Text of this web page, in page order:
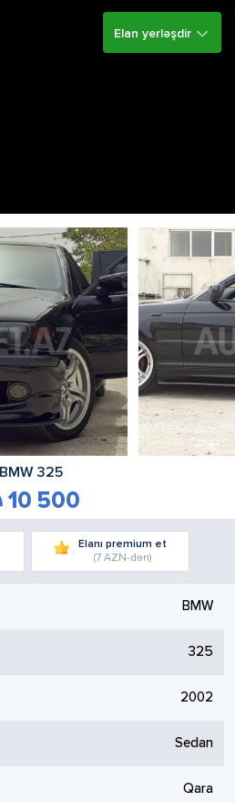
Elan yerləşdir
BMW 325
10 500
Elanı premium et
(7 AZN-dən)
BMW
325
2002
Sedan
Qara